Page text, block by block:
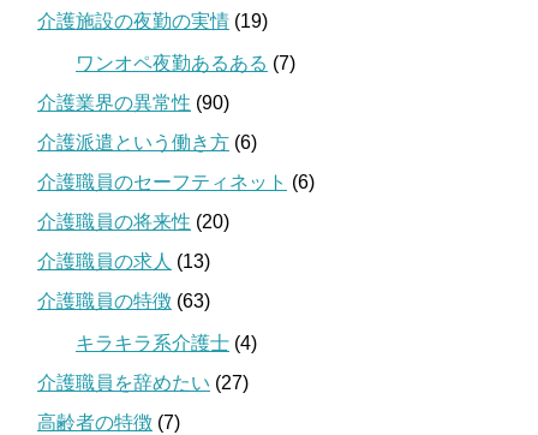
介護施設の夜勤の実情 (19)
ワンオペ夜勤あるある (7)
介護業界の異常性 (90)
介護派遣という働き方 (6)
介護職員のセーフティネット (6)
介護職員の将来性 (20)
介護職員の求人 (13)
介護職員の特徴 (63)
キラキラ系介護士 (4)
介護職員を辞めたい (27)
高齢者の特徴 (7)